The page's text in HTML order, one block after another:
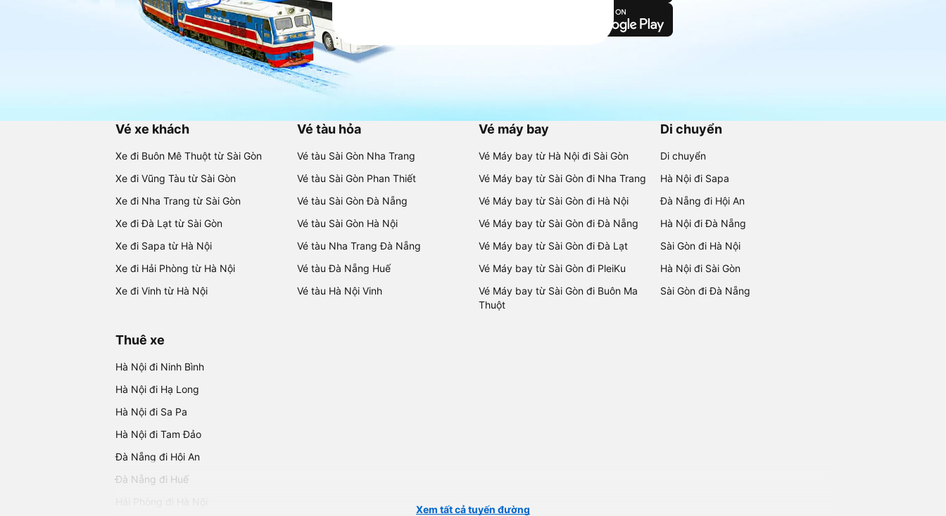
Vé xe khách
Xe đi Buôn Mê Thuột từ Sài Gòn
Xe đi Vũng Tàu từ Sài Gòn
Xe đi Nha Trang từ Sài Gòn
Xe đi Đà Lạt từ Sài Gòn
Xe đi Sapa từ Hà Nội
Xe đi Hải Phòng từ Hà Nội
Xe đi Vinh từ Hà Nội
Vé tàu hỏa
Vé tàu Sài Gòn Nha Trang
Vé tàu Sài Gòn Phan Thiết
Vé tàu Sài Gòn Đà Nẵng
Vé tàu Sài Gòn Hà Nội
Vé tàu Nha Trang Đà Nẵng
Vé tàu Đà Nẵng Huế
Vé tàu Hà Nội Vinh
Vé máy bay
Vé Máy bay từ Hà Nội đi Sài Gòn
Vé Máy bay từ Sài Gòn đi Nha Trang
Vé Máy bay từ Sài Gòn đi Hà Nội
Vé Máy bay từ Sài Gòn đi Đà Nẵng
Vé Máy bay từ Sài Gòn đi Đà Lạt
Vé Máy bay từ Sài Gòn đi PleiKu
Vé Máy bay từ Sài Gòn đi Buôn Ma
Thuột
Di chuyển
Di chuyển
Hà Nội đi Sapa
Đà Nẵng đi Hội An
Hà Nội đi Đà Nẵng
Sài Gòn đi Hà Nội
Hà Nội đi Sài Gòn
Sài Gòn đi Đà Nẵng
Thuê xe
Hà Nội đi Ninh Bình
Hà Nội đi Hạ Long
Hà Nội đi Sa Pa
Hà Nội đi Tam Đảo
Đà Nẵng đi Hội An
Đà Nẵng đi Huế
Xem tất cả tuyến đường